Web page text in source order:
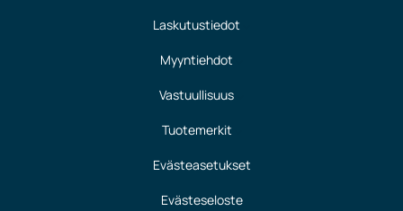
Laskutustiedot
Myyntiehdot
Vastuullisuus
Tuotemerkit
Evästeasetukset
Evästeseloste